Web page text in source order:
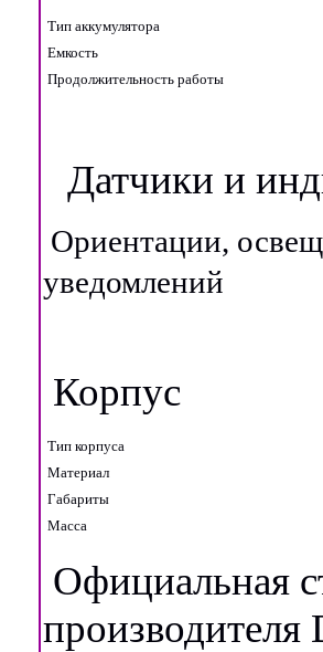
Тип аккумулятора
Емкость
Продолжительность работы
Датчики и
Ориентации,
уведомлений
Корпус
Тип корпуса
Материал
Габариты
Масса
Официальная